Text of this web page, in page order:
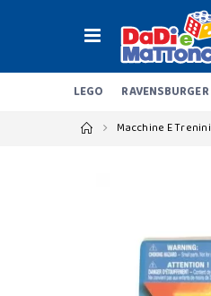
LEGO RAVENSBURGER
Macchine E Trenini